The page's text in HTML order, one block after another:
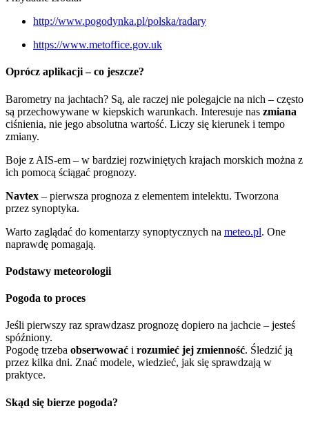
http://www.pogodynka.pl/polska/radary
https://www.metoffice.gov.uk
Oprócz aplikacji – co jeszcze?
Barometry na jachtach? Są, ale raczej nie polegajcie na nich – często
są przechowywane w kiepskich warunkach. Interesuje nas zmiana
ciśnienia, nie jego absolutna wartość. Liczy się kierunek i tempo
zmiany.
Boje z AIS-em – w bardziej rozwiniętych krajach morskich można z
ich pomocą ściągać prognozy.
Navtex – pierwsza prognoza z elementem intelektu. Tworzona
przez synoptyka.
Warto zaglądać do komentarzy synoptycznych na meteo.pl. One
naprawdę pomagają.
Podstawy meteorologii
Pogoda to proces
Jeśli pierwszy raz sprawdzasz prognozę dopiero na jachcie – jesteś
spóźniony.
Pogodę trzeba obserwować i rozumieć jej zmienność. Śledzić ją
przez kilka dni. Znać modele, wiedzieć, jak się sprawdzają w
praktyce.
Skąd się bierze pogoda?